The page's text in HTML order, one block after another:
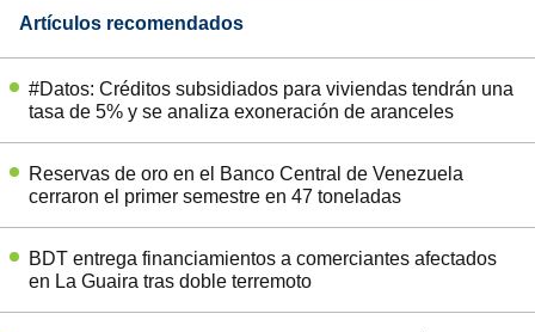
Artículos recomendados
#Datos: Créditos subsidiados para viviendas tendrán una
tasa de 5% y se analiza exoneración de aranceles
Reservas de oro en el Banco Central de Venezuela
cerraron el primer semestre en 47 toneladas
BDT entrega financiamientos a comerciantes afectados
en La Guaira tras doble terremoto